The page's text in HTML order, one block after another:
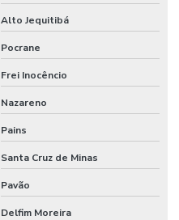
Alto Jequitibá
Pocrane
Frei Inocêncio
Nazareno
Pains
Santa Cruz de Minas
Pavão
Delfim Moreira